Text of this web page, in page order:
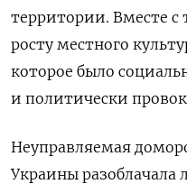
территории. Вместе с
росту местного
которое было
и политически
Неуправляемая
Украины разоблачала